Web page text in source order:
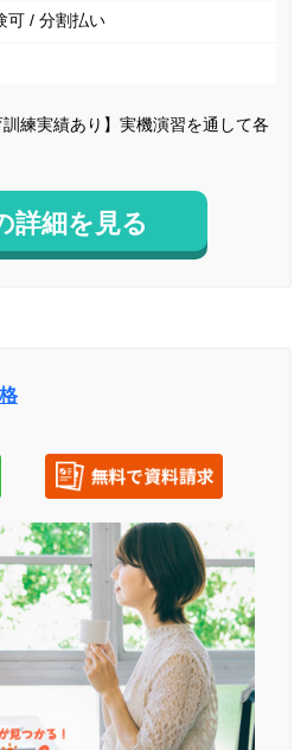
可 / 分割払い
訓練実績あり】実機演習を通して各
詳細を見る